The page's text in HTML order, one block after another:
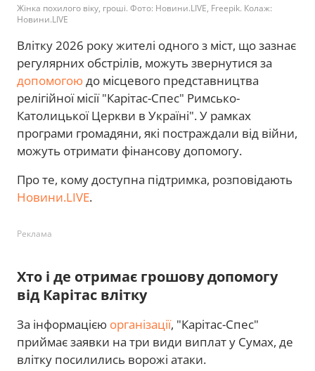
Жінка похилого віку, гроші. Фото: Новини.LIVE, Freepik. Колаж:
Новини.LIVE
Влітку 2026 року жителі одного з міст, що зазнає
регулярних обстрілів, можуть звернутися за
допомогоюдо місцевого представництва
релігійної місії "Карітас-Спес" Римсько-
Католицької Церкви в Україні". У рамках
програми громадяни, які постраждали від війни,
можуть отримати фінансову допомогу.
Про те, кому доступна підтримка, розповідають
Новини.LIVE.
Реклама
Хто і де отримає грошову допомогу
від Карітас влітку
За інформацією організації, "Карітас-Спес"
приймає заявки на три види виплат у Сумах, де
влітку посилились ворожі атаки.